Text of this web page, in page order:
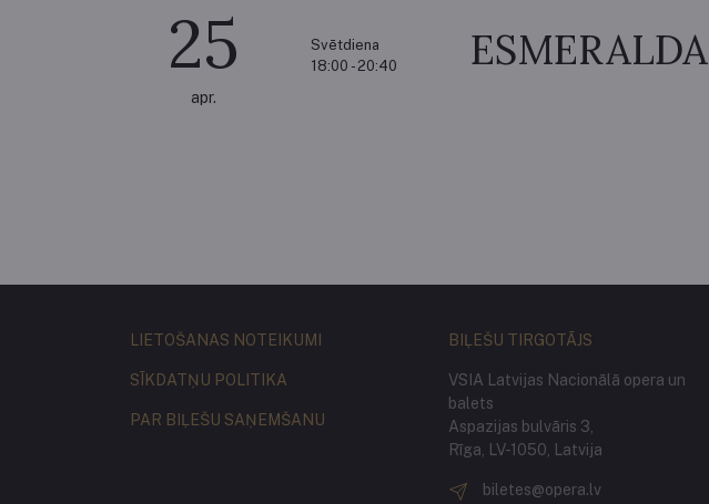
25
apr.
Svētdiena
18:00 - 20:40
ESMERALDA
LIETOŠANAS NOTEIKUMI
SĪKDATŅU POLITIKA
PAR BIĻEŠU SAŅEMŠANU
BIĻEŠU TIRGOTĀJS
VSIA Latvijas Nacionālā opera un
balets
Aspazijas bulvāris 3,
Rīga, LV-1050, Latvija
biletes@opera.lv